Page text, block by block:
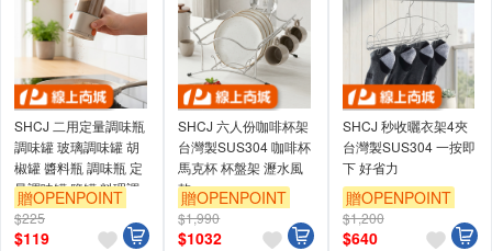
SHCJ 二用定量調味瓶
調味罐 玻璃調味罐 胡
椒罐 醬料瓶 調味瓶 定
量調味罐 鹽罐 料理調
味
贈OPENPOINT
訂單滿999享9折
$225
$119
SHCJ 六人份咖啡杯架
台灣製SUS304 咖啡杯
馬克杯 杯盤架 瀝水風
乾
贈OPENPOINT
訂單滿999享9折
$1,990
$1032
SHCJ 秒收曬衣架4夾
台灣製SUS304 一按即
下 好省力
贈OPENPOINT
訂單滿999享9折
$1,200
$640